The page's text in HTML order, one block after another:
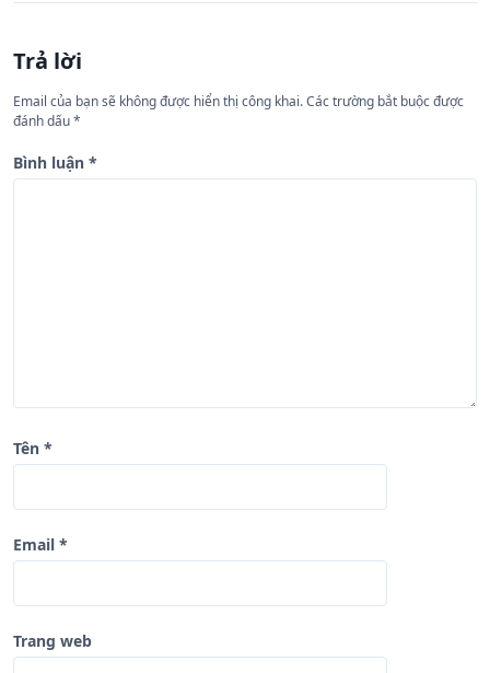
n
b
à
i
Trả lời
Email của bạn sẽ không được hiển thị công khai.Các trường bắt buộc được
đánh dấu*
Bình luận *
Tên *
Email *
Trang web